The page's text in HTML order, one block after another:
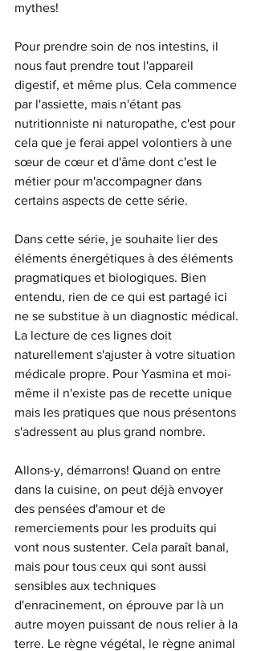
mythes!
Pour prendre soin de nos intestins, il
nous faut prendre tout l'appareil
digestif, et même plus. Cela commence
par l'assiette, mais n'étant pas
nutritionniste ni naturopathe, c'est pour
cela que je ferai appel volontiers à une
sœur de cœur et d'âme dont c'est le
métier pour m'accompagner dans
certains aspects de cette série.
Dans cette série, je souhaite lier des
éléments énergétiques à des éléments
pragmatiques et biologiques. Bien
entendu, rien de ce qui est partagé ici
ne se substitue à un diagnostic médical.
La lecture de ces lignes doit
naturellement s'ajuster à votre situation
médicale propre. Pour Yasmina et moi-
même il n'existe pas de recette unique
mais les pratiques que nous présentons
s'adressent au plus grand nombre.
Allons-y, démarrons! Quand on entre
dans la cuisine, on peut déjà envoyer
des pensées d'amour et de
remerciements pour les produits qui
vont nous sustenter. Cela paraît banal,
mais pour tous ceux qui sont aussi
sensibles aux techniques
d'enracinement, on éprouve par là un
autre moyen puissant de nous relier à la
terre. Le règne végétal, le règne animal